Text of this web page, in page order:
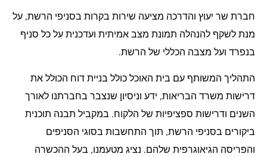
חברת שר יעוץ והדרכה מציעה שירות בקרות בסניפי הרשת, על
מנת לשקף להנהלה תמונת מצב אמיתית ועדכנית על כל סניף
בנפרד ועל מצבה הכללי של הרשת.
התהליך המשותף עם בית האוכל כולל בניית דוח הכולל את
דרישות משרד הבריאות, ידע וניסיון שנצבר בחברתנו לאורך
השנים ודרישות ספציפיות של הלקוח. במקביל תבנה תוכנית
ביקורים בסניפי הרשת, תוך התחשבות בסוגי הסניפים
והפריסה הגיאוגרפית שלהם. נציג מטעמנו, בעל ההכשרה